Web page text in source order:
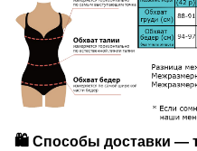
🛍️ Способы доставки —